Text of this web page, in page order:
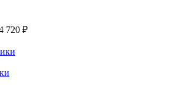
720 ₽